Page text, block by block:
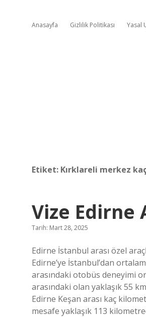
Anasayfa Gizlilik Politikası Yasal
Etiket: Kırklareli merkez
Vize Edirne
Tarih: Mart 28, 2025
Edirne İstanbul arası özel
Edirne’ye İstanbul’dan
arasındaki otobüs deneyimi
arasındaki olan yaklaşık 55
Edirne Keşan arası kaç
mesafe yaklaşık 113